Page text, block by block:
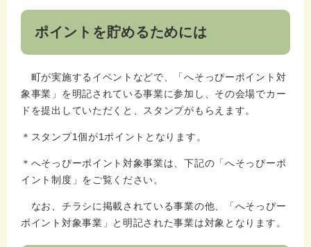
ポイントを貯めるためには
町が実施するイベントなどで、「へそっぴーポイント対
象事業」を明記されている事業に参加し、その会場でカー
ドを提出していただくと、スタンプがもらえます。
＊スタンプ1個が1ポイントとなります。
＊へそっぴーポイント対象事業は、下記の「へそっぴーポ
イント制度」をご覧ください。
なお、チラシに掲載されている事業の他、「へそっぴー
ポイント対象事業」と明記された事業は対象となります。